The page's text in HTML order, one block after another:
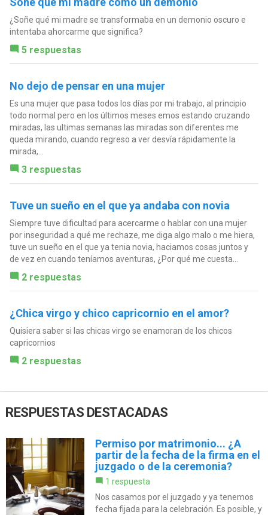
¿Soñe qué mi madre se transformaba en un demonio oscuro e
intentaba ahorcarme que significa?
5 respuestas
No dejo de pensar en una mujer
Es una mujer que pasa todos los días por mi trabajo, al principio
todo normal pero en los últimos meses emos estando cruzando
miradas, las ultimas semanas las miradas son diferentes me
queda mirando, cuando regreso a ver desvía rápidamente la
mirada,...
3 respuestas
Tuve un sueño en el que ya andaba con novia
Siempre tuve dificultad para acercarme o hablar con una mujer
por inseguridad a qué me rechaze, me diga algo malo o me hiera,
tuve un sueño en el que ya tenia novia, haciamos cosas juntos y
de vez en cuando teníamos aventuras, ¿Por qué me cuesta...
2 respuestas
¿Chica virgo y chico capricornio en el amor?
Quisiera saber si las chicas virgo se enamoran de los chicos
capricornios
2 respuestas
RESPUESTAS DESTACADAS
Permiso por matrimonio... ¿A
partir de la fecha de la firma en el
juzgado o de la ceremonia?
1 respuesta
Nos casamos por el juzgado y ya tenemos
fecha fijada para la celebración. Es posible, y